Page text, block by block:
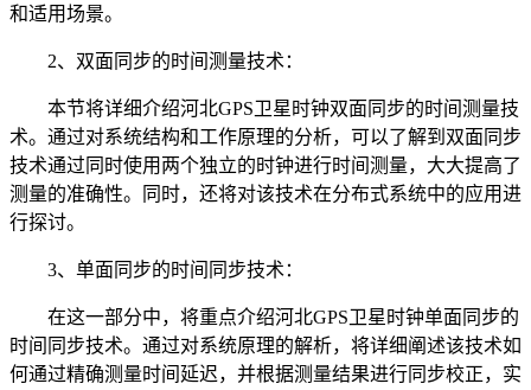
和适用场景。
2、双面同步的时间测量技术：
本节将详细介绍河北GPS卫星时钟双面同步的时间测量技
术。通过对系统结构和工作原理的分析，可以了解到双面同步
技术通过同时使用两个独立的时钟进行时间测量，大大提高了
测量的准确性。同时，还将对该技术在分布式系统中的应用进
行探讨。
3、单面同步的时间同步技术：
在这一部分中，将重点介绍河北GPS卫星时钟单面同步的
时间同步技术。通过对系统原理的解析，将详细阐述该技术如
何通过精确测量时间延迟，并根据测量结果进行同步校正，实